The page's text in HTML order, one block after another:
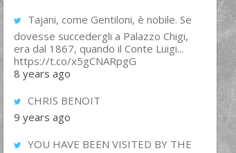
Tajani, come Gentiloni, è nobile. Se
dovesse succedergli a Palazzo Chigi,
era dal 1867, quando il Conte Luigi...
https://t.co/x5gCNARpgG
8 years ago
CHRIS BENOIT
9 years ago
YOU HAVE BEEN VISITED BY THE